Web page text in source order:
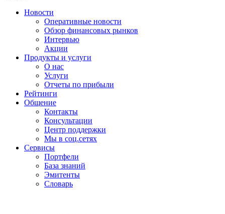
Новости
Оперативные новости
Обзор финансовых рынков
Интервью
Акции
Продукты и услуги
О нас
Услуги
Отчеты по прибыли
Рейтинги
Общение
Контакты
Консультации
Центр поддержки
Мы в соц.сетях
Сервисы
Портфели
База знаний
Эмитенты
Словарь